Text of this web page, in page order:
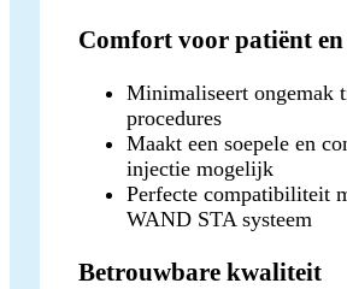
Comfort voor patiënt
Minimaliseert ongemak
procedures
Maakt een soepele en
injectie mogelijk
Perfecte compatibiliteit
WAND STA systeem
Betrouwbare kwaliteit